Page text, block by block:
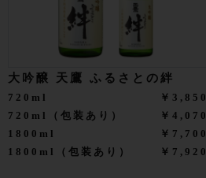
大吟醸 天鷹 ふるさとの絆
720ml
￥3,850
720ml（包装あり）
￥4,070
1800ml
￥7,700
1800ml（包装あり）
￥7,920